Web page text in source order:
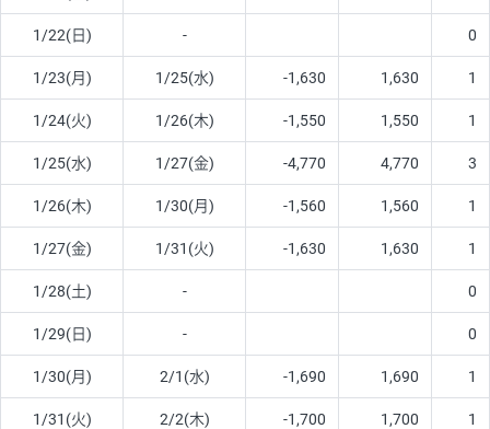
1/22(日) - 0
1/23(月) 1/25(水) -1,630 1,630 1
1/24(火) 1/26(木) -1,550 1,550 1
1/25(水) 1/27(金) -4,770 4,770 3
1/26(木) 1/30(月) -1,560 1,560 1
1/27(金) 1/31(火) -1,630 1,630 1
1/28(土) - 0
1/29(日) - 0
1/30(月) 2/1(水) -1,690 1,690 1
1/31(火) 2/2(木) -1,700 1,700 1